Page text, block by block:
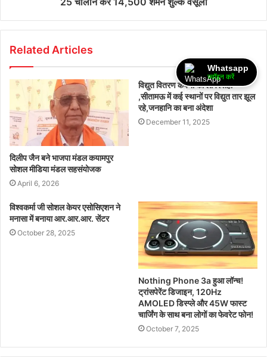
Related Articles
दिलीप जैन बने भाजपा मंडल कयामपुर
सोशल मीडिया मंडल सहसंयोजक
April 6, 2026
विद्युत वितरण कंपनी की लापरवाही
,सीतामऊ में कई स्थानों पर विद्युत तार झूल
रहे,जनहानि का बना अंदेशा
December 11, 2025
विश्वकर्मा जी सोशल केयर एसोसिएशन ने
मनासा में बनाया आर.आर.आर. सेंटर
October 28, 2025
Nothing Phone 3a हुआ लॉन्च!
ट्रांसपेरेंट डिजाइन, 120Hz
AMOLED डिस्प्ले और 45W फास्ट
चार्जिंग के साथ बना लोगों का फेवरेट फोन!
October 7, 2025
Whatsapp
ज्वॉइन करें